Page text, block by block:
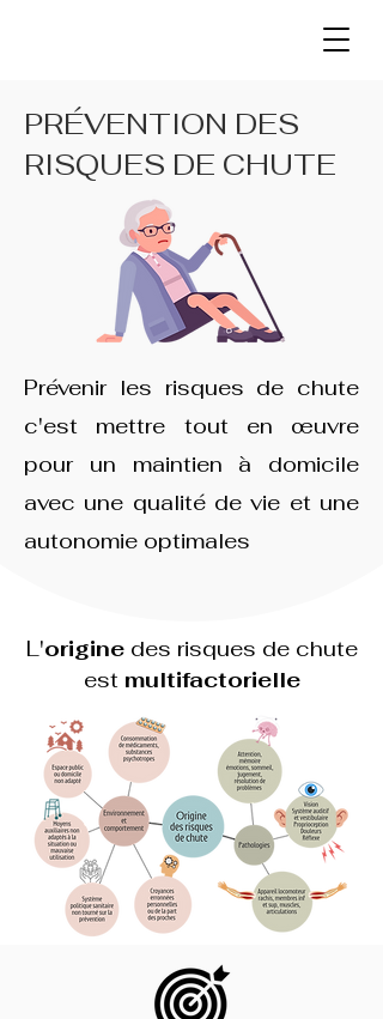
PRÉVENTION DES
RISQUES DE CHUTE
Prévenir les risques de chute
c'est mettre tout en œuvre
pour un maintien à domicile
avec une qualité de vie et une
autonomie optimales
L'originedes risques de chute
est multifactorielle